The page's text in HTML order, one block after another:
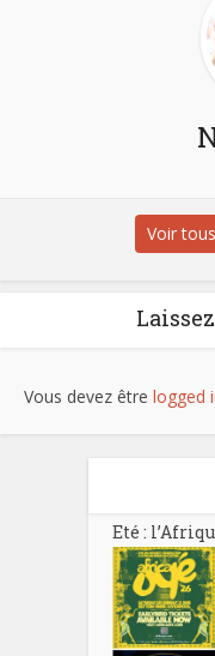
Voir
Vous devez être logged
Eté :